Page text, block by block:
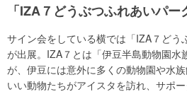
「IZA７どうぶつふれあいパー
サイン会をしている横では「IZA７どう
が出展。IZA７とは「伊豆半島動物園水
が、伊豆には意外に多くの動物園や水
いい動物たちがアイスタを訪れ、サポ